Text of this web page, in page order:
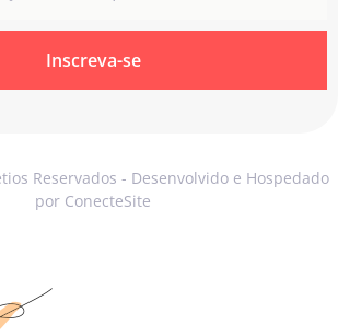
Inscreva-se
Reservados - Desenvolvido e Hospedado
por ConecteSite